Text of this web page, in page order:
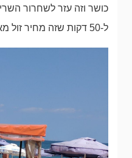
ל-50 דקות שזה מחיר זול מאוד למלון 4 כוכבים.